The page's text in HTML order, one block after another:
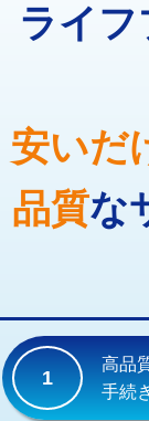
モルタル補修
廃棄・処分
止水・漏水調
止水・漏水調
止水・漏水調査
理・調整・分
その他部品の脱
交換・取付(単
式）)
交換・取付(混
式・ワンホール
ライ
安いだ
品質な
1
高品
手続